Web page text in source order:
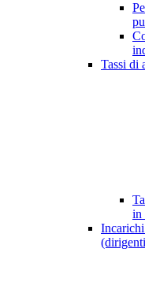
Tassi di
in